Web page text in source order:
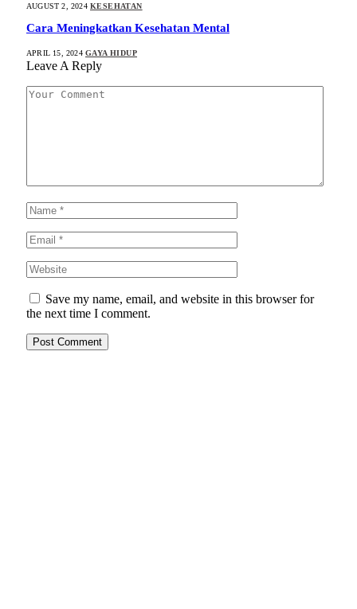
AUGUST 2, 2024 KESEHATAN
Cara Meningkatkan Kesehatan Mental
APRIL 15, 2024 GAYA HIDUP
Leave A Reply
Save my name, email, and website in this browser for
the next time I comment.